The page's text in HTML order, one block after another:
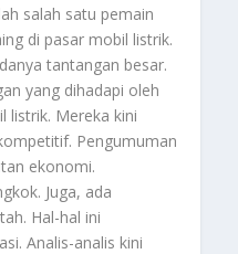
salah satu pemain
di pasar mobil listrik.
tantangan besar.
yang dihadapi oleh
listrik. Mereka kini
Pengumuman
ekonomi.
Juga, ada
Hal-hal ini
Analis-analis kini